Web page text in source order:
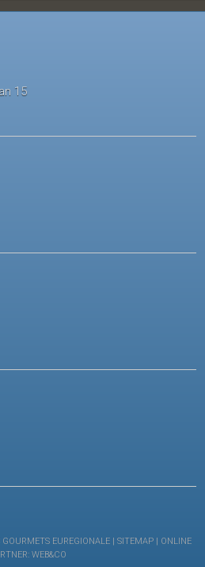
15
EUREGIONALE | SITEMAP| ONLINE
WEB&CO